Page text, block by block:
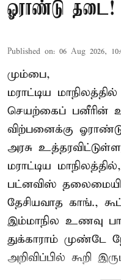
ஓராண்டு தடை!
Published on: 06 Aug 2026,
மும்பை,
மராட்டிய
செயற்கைப் பனீரின்
விற்பனைக்கு
அரசு
மராட்டிய
பட்னவிஸ் தலைமையில்
தேசியவாத காங்.,
இம்மாநில உணவு
துக்காராம் முண்டே
அறிவிப்பில் கூறி